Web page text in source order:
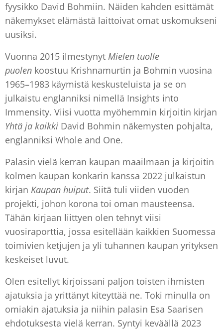
fyysikko David Bohmiin. Näiden kahden esittämät
näkemykset elämästä laittoivat omat uskomukseni
uusiksi.
Vuonna 2015 ilmestynyt Mielen tuolle
puolen koostuu Krishnamurtin ja Bohmin vuosina
1965–1983 käymistä keskusteluista ja se on
julkaistu englanniksi nimellä Insights into
Immensity. Viisi vuotta myöhemmin kirjoitin kirjan
Yhtä ja kaikki David Bohmin näkemysten pohjalta,
englanniksi Whole and One.
Palasin vielä kerran kaupan maailmaan ja kirjoitin
kolmen kaupan konkarin kanssa 2022 julkaistun
kirjan Kaupan huiput. Siitä tuli viiden vuoden
projekti, johon korona toi oman mausteensa.
Tähän kirjaan liittyen olen tehnyt viisi
vuosiraporttia, jossa esitellään kaikkien Suomessa
toimivien ketjujen ja yli tuhannen kaupan yrityksen
keskeiset luvut.
Olen esitellyt kirjoissani paljon toisten ihmisten
ajatuksia ja yrittänyt kiteyttää ne. Toki minulla on
omiakin ajatuksia ja niihin palasin Esa Saarisen
ehdotuksesta vielä kerran. Syntyi keväällä 2023